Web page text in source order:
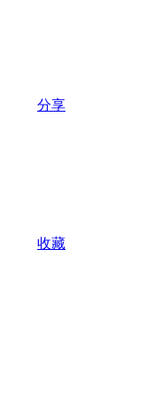
分享
收藏